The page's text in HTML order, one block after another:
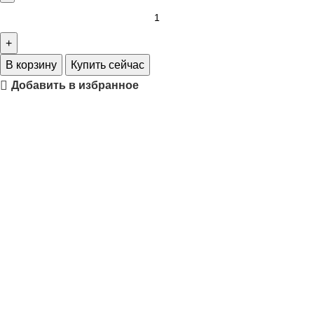
В корзину
Купить сейчас
Добавить в избранное